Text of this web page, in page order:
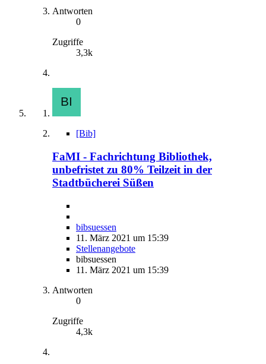
Antworten
0
Zugriffe
3,3k
[Bib]
FaMI - Fachrichtung Bibliothek,
unbefristet zu 80% Teilzeit in der
Stadtbücherei Süßen
bibsuessen
11. März 2021 um 15:39
Stellenangebote
bibsuessen
11. März 2021 um 15:39
Antworten
0
Zugriffe
4,3k